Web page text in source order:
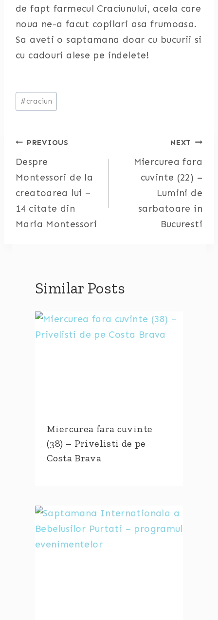
de fapt farmecul Craciunului, acela care
noua ne-a facut copilari asa frumoasa.
Sa aveti o saptamana doar cu bucurii si
cu cadouri alese pe indelete!
Post
Tags:
#craciun
Post
navigation
PREVIOUS
Despre
Montessori de la
creatoarea lui –
14 citate din
Maria Montessori
NEXT
Miercurea fara
cuvinte (22) –
Lumini de
sarbatoare in
Bucuresti
Similar Posts
Miercurea fara cuvinte
(38) – Privelisti de pe
Costa Brava